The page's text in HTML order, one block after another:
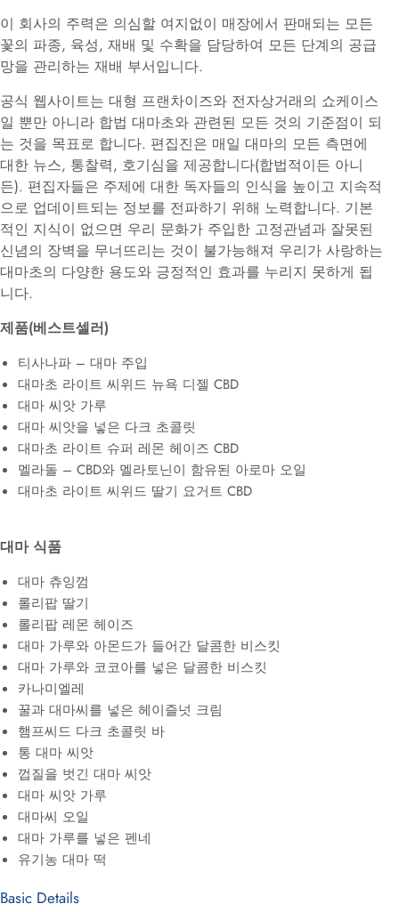
이 회사의 주력은 의심할 여지없이 매장에서 판매되는 모든
꽃의 파종, 육성, 재배 및 수확을 담당하여 모든 단계의 공급
망을 관리하는 재배 부서입니다.
공식 웹사이트는 대형 프랜차이즈와 전자상거래의 쇼케이스
일 뿐만 아니라 합법 대마초와 관련된 모든 것의 기준점이 되
는 것을 목표로 합니다. 편집진은 매일 대마의 모든 측면에
대한 뉴스, 통찰력, 호기심을 제공합니다(합법적이든 아니
든). 편집자들은 주제에 대한 독자들의 인식을 높이고 지속적
으로 업데이트되는 정보를 전파하기 위해 노력합니다. 기본
적인 지식이 없으면 우리 문화가 주입한 고정관념과 잘못된
신념의 장벽을 무너뜨리는 것이 불가능해져 우리가 사랑하는
대마초의 다양한 용도와 긍정적인 효과를 누리지 못하게 됩
니다.
제품(베스트셀러)
티사나파 – 대마 주입
대마초 라이트 씨위드 뉴욕 디젤 CBD
대마 씨앗 가루
대마 씨앗을 넣은 다크 초콜릿
대마초 라이트 슈퍼 레몬 헤이즈 CBD
멜라돌 – CBD와 멜라토닌이 함유된 아로마 오일
대마초 라이트 씨위드 딸기 요거트 CBD
대마 식품
대마 츄잉껌
롤리팝 딸기
롤리팝 레몬 헤이즈
대마 가루와 아몬드가 들어간 달콤한 비스킷
대마 가루와 코코아를 넣은 달콤한 비스킷
카나미엘레
꿀과 대마씨를 넣은 헤이즐넛 크림
햄프씨드 다크 초콜릿 바
통 대마 씨앗
껍질을 벗긴 대마 씨앗
대마 씨앗 가루
대마씨 오일
대마 가루를 넣은 펜네
유기농 대마 떡
Basic Details